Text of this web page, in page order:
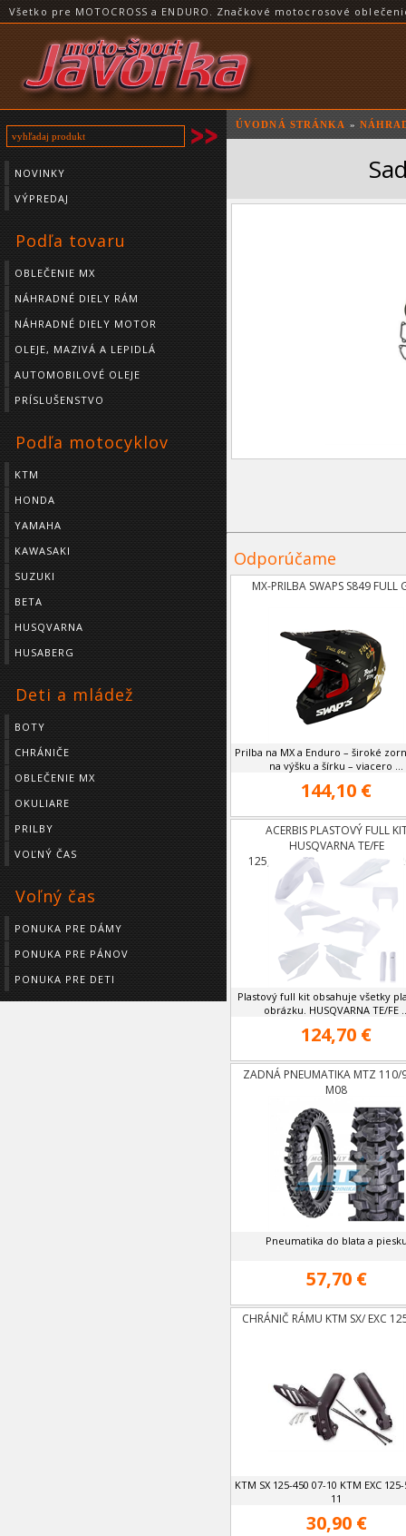
Všetko pre MOTOCROSS a ENDURO. Značkové motocrosové
NOVINKY
VÝPREDAJ
Podľa tovaru
OBLEČENIE MX
NÁHRADNÉ DIELY RÁM
NÁHRADNÉ DIELY MOTOR
OLEJE, MAZIVÁ A LEPIDLÁ
AUTOMOBILOVÉ OLEJE
PRÍSLUŠENSTVO
Podľa motocyklov
KTM
HONDA
YAMAHA
KAWASAKI
SUZUKI
BETA
HUSQVARNA
HUSABERG
Deti a mládež
BOTY
CHRÁNIČE
OBLEČENIE MX
OKULIARE
PRILBY
VOĽNÝ ČAS
Voľný čas
PONUKA PRE DÁMY
PONUKA PRE PÁNOV
PONUKA PRE DETI
ÚVODNÁ STRÁNKA »
Odporúčame
MX-PRILBA SWAPS S849 FULL
Prilba na MX a Enduro – široké
na výšku a šírku – viacero ...
144,10 €
ACERBIS PLASTOVÝ FULL
HUSQVARNA TE/FE
125,250,300,350,450,501 OD
Plastový full kit obsahuje všetky
obrázku. HUSQVARNA TE/FE
124,70 €
ZADNÁ PNEUMATIKA MTZ 110/
M08
Pneumatika do blata a
57,70 €
CHRÁNIČ RÁMU KTM SX/ EXC
KTM SX 125-450 07-10 KTM EXC
11
30,90 €